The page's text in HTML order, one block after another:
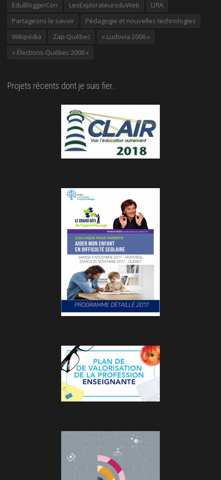
EduBloggerCon
LesExplorateursduWeb
LIfIA
Partageons le savoir
Pédagogie et nouvelles technologies
Wikipédia
Zap-Québec
« Ludovia 2006 »
« Élections-Québec 2008 »
Projets récents dont je suis fier…